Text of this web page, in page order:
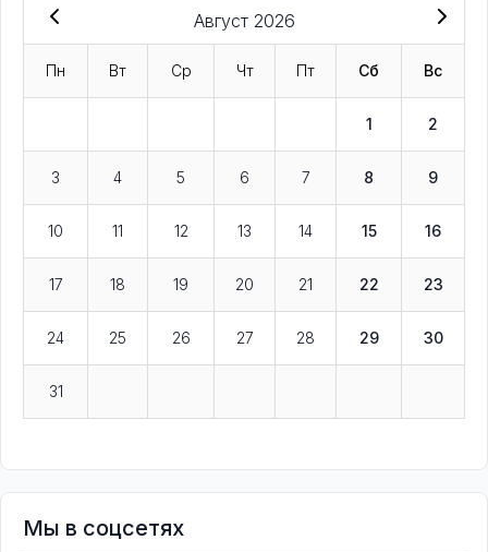
Август 2026
Пн Вт Ср Чт Пт Сб Вс
1 2
3 4 5 6 7 8 9
10 11 12 13 14 15 16
17 18 19 20 21 22 23
24 25 26 27 28 29 30
31
Мы в соцсетях